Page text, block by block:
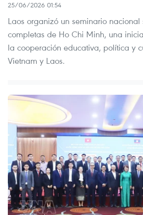
25/06/2026 01:54
Laos organizó un seminario
completas de Ho Chi Minh, una
la cooperación educativa, política y
Vietnam y Laos.